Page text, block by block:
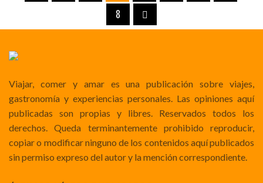
8
Viajar, comer y amar es una publicación sobre viajes,
gastronomía y experiencias personales. Las opiniones aquí
publicadas son propias y libres. Reservados todos los
derechos. Queda terminantemente prohibido reproducir,
copiar o modificar ninguno de los contenidos aquí publicados
sin permiso expreso del autor y la mención correspondiente.